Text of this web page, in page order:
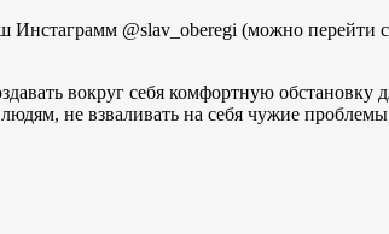
Инстаграмм @slav_oberegi (можно
вокруг себя комфортную
не взваливать на себя чужие